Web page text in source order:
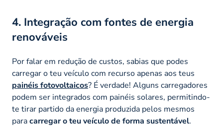
4. Integração com fontes de energia
renováveis
Por falar em redução de custos, sabias que podes
carregar o teu veículo com recurso apenas aos teus
painéis fotovoltaicos? É verdade! Alguns carregadores
podem ser integrados com painéis solares, permitindo-
te tirar partido da energia produzida pelos mesmos
paracarregar o teu veículo de forma sustentável.